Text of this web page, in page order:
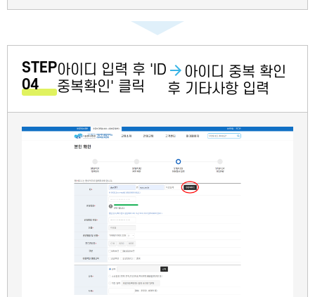
STEP
04
아이디 입력 후 'ID
중복확인' 클릭
아이디 중복 확인
후 기타사항 입력